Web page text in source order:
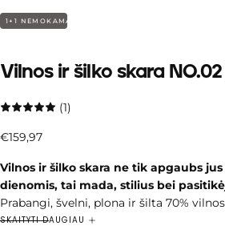
1+1 NEMOKAMAI
Vilnos ir šilko skara NO.02
(1)
€159,97
Įprasta
€159,97
Vilnos ir šilko skara ne tik apgaubs
dienomis, tai mada, stilius bei
Prabangi, švelni, plona ir šilta 70%
unikalus derinys, kuris sujungia dvi
SKAITYTI DAUGIAU